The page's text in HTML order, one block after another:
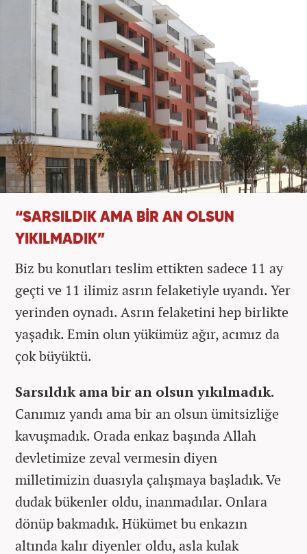
“SARSILDIK AMA BİR AN OLSUN
YIKILMADIK”
Biz bu konutları teslim ettikten sadece 11 ay
geçti ve 11 ilimiz asrın felaketiyle uyandı. Yer
yerinden oynadı. Asrın felaketini hep birlikte
yaşadık. Emin olun yükümüz ağır, acımız da
çok büyüktü.
Sarsıldık ama bir an olsun yıkılmadık.
Canımız yandı ama bir an olsun ümitsizliğe
kavuşmadık. Orada enkaz başında Allah
devletimize zeval vermesin diyen
milletimizin duasıyla çalışmaya başladık. Ve
dudak bükenler oldu, inanmadılar. Onlara
dönüp bakmadık. Hükümet bu enkazın
altında kalır diyenler oldu, asla kulak